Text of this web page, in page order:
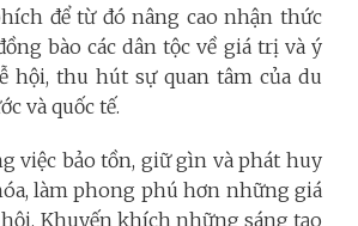
để từ đó nâng cao nhận thức
bào các dân tộc về giá trị và ý
hội, thu hút sự quan tâm của du
và quốc tế.
việc bảo tồn, giữ gìn và phát huy
làm phong phú hơn những giá
Khuyến khích những sáng tạo